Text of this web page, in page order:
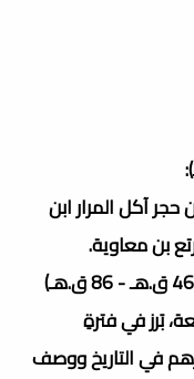
آكل المرار ابن
بن معاوية.
اُمْرُؤُ القَيْس بْنُ حُجْرُ بْنُ الحَارِثِ الكِنْدِي (46 ق.هـ - 86 ق.هـ)
بَرز في فترةِ
في التاريخ ووصف